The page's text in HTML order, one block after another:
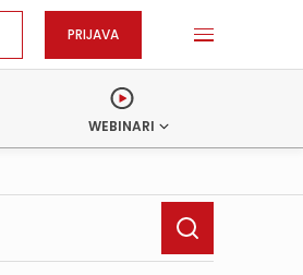
PRIJAVA
WEBINARI